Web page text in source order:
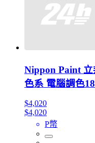
Nippon Paint
色系 電腦調色
$4,020
$4,020
P幣